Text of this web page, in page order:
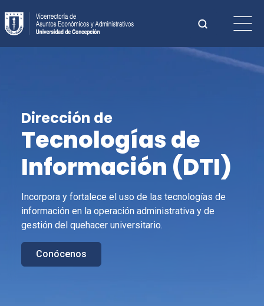
al
contenido
Buscar:
Cuando
Dirección de
Tecnologías de
Información (DTI)
Incorpora y fortalece el uso de las tecnologías de
información en la operación administrativa y de
gestión del quehacer universitario.
Conócenos